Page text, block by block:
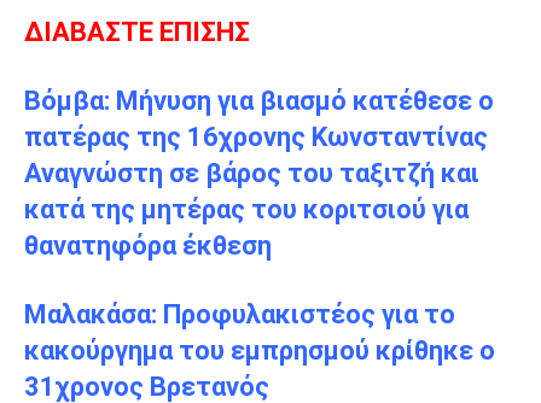
ΔΙΑΒΑΣΤΕ ΕΠΙΣΗΣ
Βόμβα: Μήνυση για βιασμό κατέθεσε ο
πατέρας της 16χρονης Κωνσταντίνας
Αναγνώστη σε βάρος του ταξιτζή και
κατά της μητέρας του κοριτσιού για
θανατηφόρα έκθεση
Μαλακάσα: Προφυλακιστέος για το
κακούργημα του εμπρησμού κρίθηκε ο
31χρονος Βρετανός